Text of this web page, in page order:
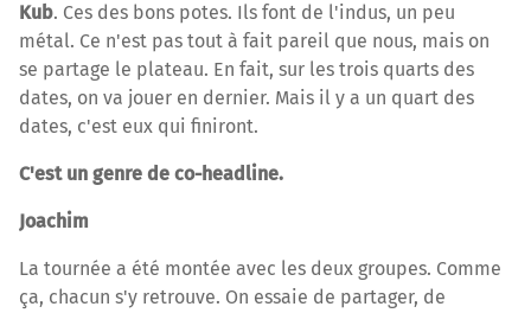
Kub. Ces des bons potes. Ils font de l'indus, un peu
métal. Ce n'est pas tout à fait pareil que nous, mais on
se partage le plateau. En fait, sur les trois quarts des
dates, on va jouer en dernier. Mais il y a un quart des
dates, c'est eux qui finiront.
C'est un genre de co-headline.
Joachim
La tournée a été montée avec les deux groupes. Comme
ça, chacun s'y retrouve. On essaie de partager, de